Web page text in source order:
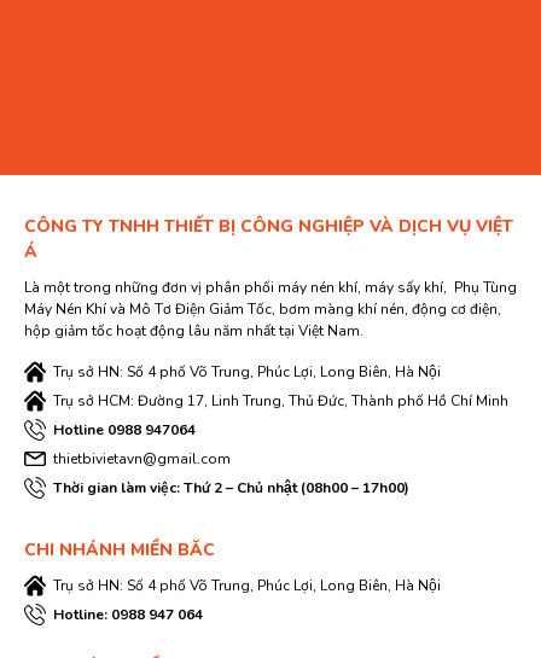
CÔNG TY TNHH THIẾT BỊ CÔNG NGHIỆP VÀ DỊCH VỤ VIỆT
Á
Là một trong những đơn vị phân phối máy nén khí, máy sấy khí, Phụ Tùng
Máy Nén Khí và Mô Tơ Điện Giảm Tốc, bơm màng khí nén, động cơ điện,
hộp giảm tốc hoạt động lâu năm nhất tại Việt Nam.
Trụ sở HN: Số 4 phố Võ Trung, Phúc Lợi, Long Biên, Hà Nội
Trụ sở HCM: Đường 17, Linh Trung, Thủ Đức, Thành phố Hồ Chí Minh
Hotline 0988 947064
thietbivietavn@gmail.com
Thời gian làm việc: Thứ 2 – Chủ nhật (08h00 – 17h00)
CHI NHÁNH MIỀN BĂC
Trụ sở HN: Số 4 phố Võ Trung, Phúc Lợi, Long Biên, Hà Nội
Hotline: 0988 947 064